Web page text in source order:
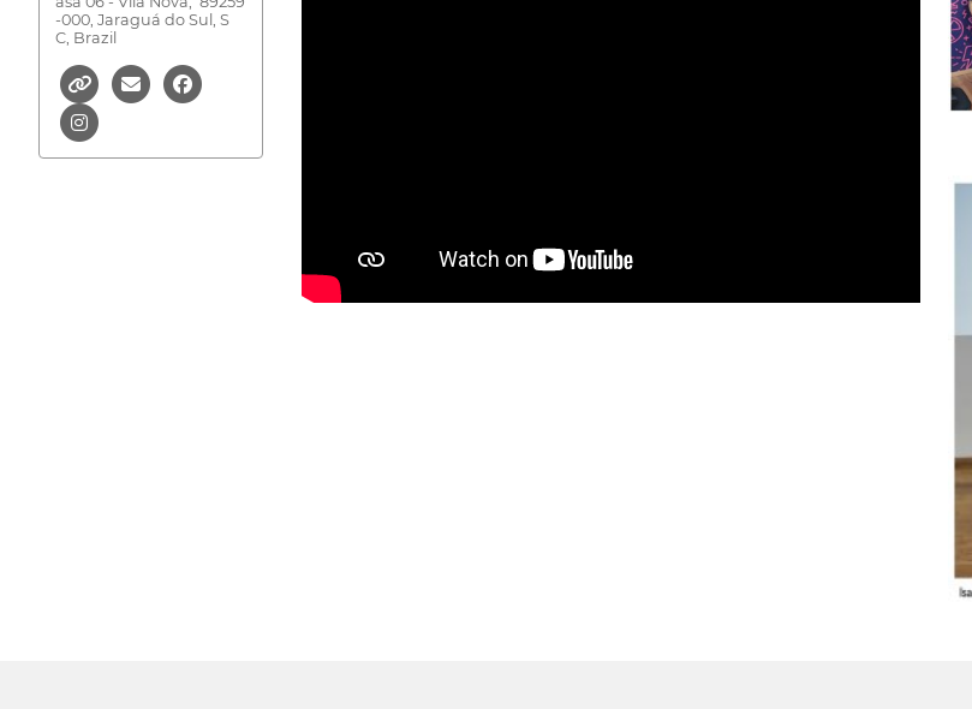
-000, Jaraguá do Sul, S
C, Brazil